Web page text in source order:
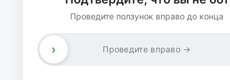
Проведите ползунок вправо до конца
Проведите вправо →
›